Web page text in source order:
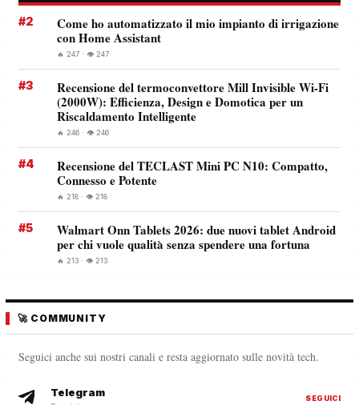
#2
Come ho automatizzato il mio impianto di irrigazione
con Home Assistant
🔥 247 · 👁️ 247
#3
Recensione del termoconvettore Mill Invisible Wi-Fi
(2000W): Efficienza, Design e Domotica per un
Riscaldamento Intelligente
🔥 246 · 👁️ 246
#4
Recensione del TECLAST Mini PC N10: Compatto,
Connesso e Potente
🔥 218 · 👁️ 218
#5
Walmart Onn Tablets 2026: due nuovi tablet Android
per chi vuole qualità senza spendere una fortuna
🔥 213 · 👁️ 213
🚀 COMMUNITY
Seguici anche sui nostri canali e resta aggiornato sulle novità tech.
Telegram SEGUICI